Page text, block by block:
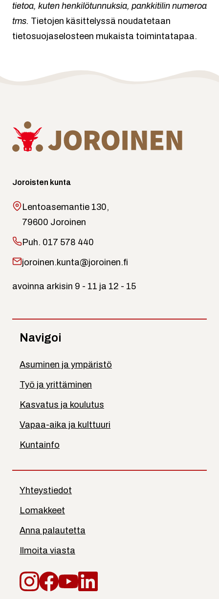
tietoa, kuten henkilötunnuksia, pankkitilin numeroa
tms. Tietojen käsittelyssä noudatetaan
tietosuojaselosteen mukaista toimintatapaa.
Joroisten kunta
Lentoasemantie 130,
79600 Joroinen
Puh. 017 578 440
joroinen.kunta@joroinen.fi
avoinna arkisin 9 - 11 ja 12 - 15
Navigoi
Asuminen ja ympäristö
Työ ja yrittäminen
Kasvatus ja koulutus
Vapaa-aika ja kulttuuri
Kuntainfo
Yhteystiedot
Lomakkeet
Anna palautetta
Ilmoita viasta
Instagram
Facebook
YouTube
LinkedIn